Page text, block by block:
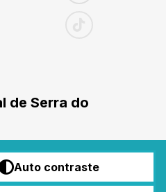
Auto contraste
de Serra do
do Ramalho-BA -
16.417.784/0001-98